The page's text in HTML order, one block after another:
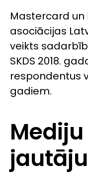
Mastercard un
asociācijas
veikts
SKDS 2018.
respondentus
gadiem.
Mediju